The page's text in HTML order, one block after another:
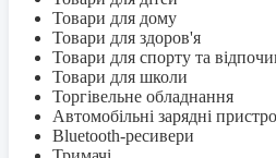
Товари для дому
Товари для здоров'я
Товари для спорту та
Товари для школи
Торгівельне обладнання
Автомобільні зарядні
Bluetooth-ресивери